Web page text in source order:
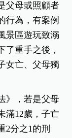
父母或照顧者
行為，有案例
景區遊玩致溺
了重手之後，
女亡、父母獨
》，若是父母
滿12歲，子亡
2分之1的刑